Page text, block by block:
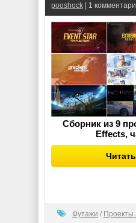
pooshock | 1
Сборник из 9
Effects,
Футажи / Проекты